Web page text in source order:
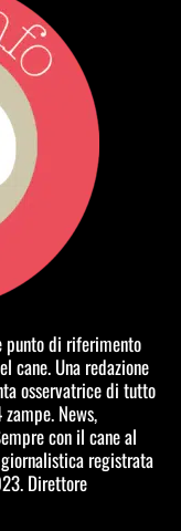
punto di riferimento
cane. Una redazione
osservatrice di tutto
News,
con il cane al
registrata
Direttore